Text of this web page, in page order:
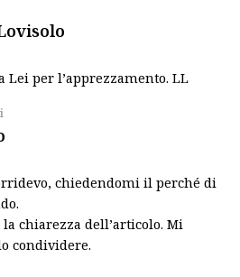
Lei per l’apprezzamento. LL
chiedendomi il perché di
chiarezza dell’articolo. Mi
condividere.